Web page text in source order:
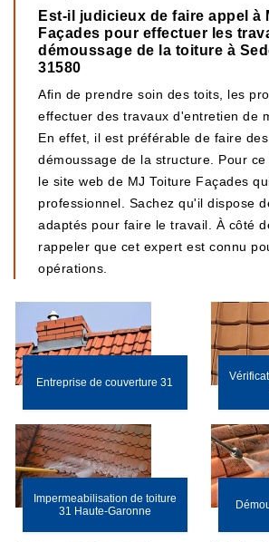
Est-il judicieux de faire appel à
Façades pour effectuer les
démoussage de la toiture à
31580
Afin de prendre soin des toits, les
effectuer des travaux d'entretien de
En effet, il est préférable de faire
démoussage de la structure. Pour
le site web de MJ Toiture Façades
professionnel. Sachez qu'il dispose
adaptés pour faire le travail. À côté
rappeler que cet expert est connu
opérations.
Entreprise de couverture 31
Impermeabilisation de toiture
31 Haute-Garonne